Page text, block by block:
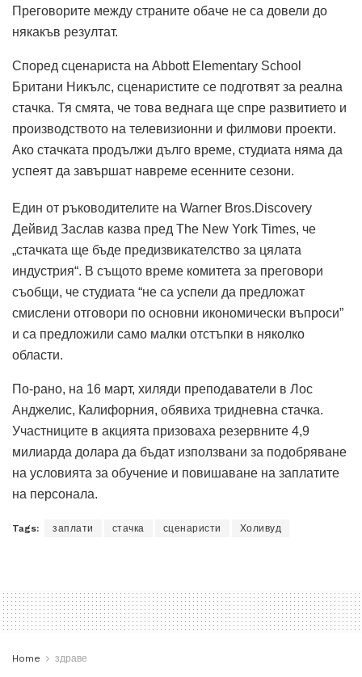
Преговорите между страните обаче не са довели до
някакъв резултат.
Според сценариста на Abbott Elementary School
Британи Никълс, сценаристите се подготвят за реална
стачка. Тя смята, че това веднага ще спре развитието и
производството на телевизионни и филмови проекти.
Ако стачката продължи дълго време, студиата няма да
успеят да завършат навреме есенните сезони.
Един от ръководителите на Warner Bros.Discovery
Дейвид Заслав казва пред The ​​New York Times, че
„стачката ще бъде предизвикателство за цялата
индустрия“. В същото време комитета за преговори
съобщи, че студиата “не са успели да предложат
смислени отговори по основни икономически въпроси”
и са предложили само малки отстъпки в няколко
области.
По-рано, на 16 март, хиляди преподаватели в Лос
Анджелис, Калифорния, обявиха тридневна стачка.
Участниците в акцията призоваха резервните 4,9
милиарда долара да бъдат използвани за подобряване
на условията за обучение и повишаване на заплатите
на персонала.
Tags: заплати стачка сценаристи Холивуд
Home здраве